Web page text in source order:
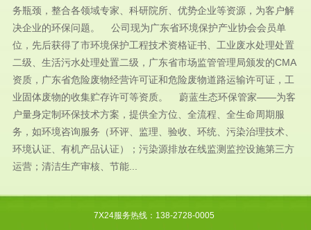
务瓶颈，整合各领域专家、科研院所、优势企业等资源，为客户解
决企业的环保问题。 公司现为广东省环境保护产业协会会员单
位，先后获得了市环境保护工程技术资格证书、工业废水处理处置
二级、生活污水处理处置二级，广东省市场监管管理局颁发的CMA
资质，广东省危险废物经营许可证和危险废物道路运输许可证，工
业固体废物的收集贮存许可等资质。 蔚蓝生态环保管家——为客
户量身定制环保技术方案，提供全方位、全流程、全生命周期服
务，如环境咨询服务（环评、监理、验收、环统、污染治理技术、
环境认证、有机产品认证）；污染源排放在线监测监控设施第三方
运营；清洁生产审核、节能...
7X24服务热线：138-2728-0005